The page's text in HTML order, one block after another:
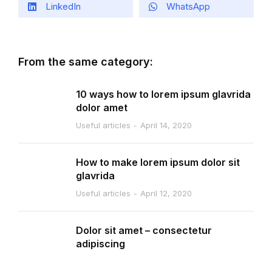
LinkedIn WhatsApp
From the same category:
10 ways how to lorem ipsum glavrida
dolor amet
Useful articles April 14, 2020
How to make lorem ipsum dolor sit
glavrida
Useful articles April 12, 2020
Dolor sit amet – consectetur
adipiscing